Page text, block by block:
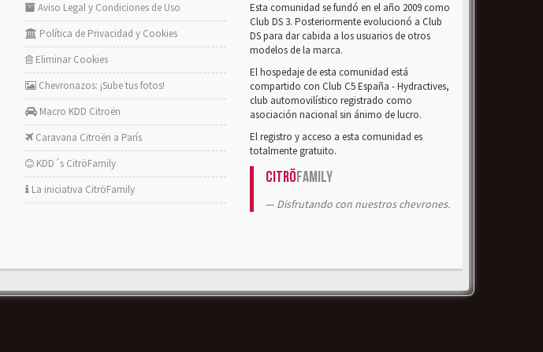
Aviso Legal y Condiciones de Uso
Política de Privacidad y Cookies
Eliminar Cookies
Chevronazos: ¡Sube tus fotos!
Macro KDD Citroën
Caravana Citroën a París
KDD´s CitröFamily
La iniciativa CitröFamily
Esta comunidad se fundó en el año 2009 como
Club DS 3. Posteriormente evolucionó a Club
DS para dar cabida a los usuarios de otros
modelos de la marca.
El hospedaje de esta comunidad está
compartido con Club C5 España - Hydractives,
club automovilístico registrado como
asociación nacional sin ánimo de lucro.
El registro y acceso a esta comunidad es
totalmente gratuito.
CitröFamily
Disfrutando con nuestros chevrones.